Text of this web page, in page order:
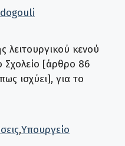
λειτουργικού κενού
Σχολείο [άρθρο 86
ισχύει], για το
,Υπουργείο